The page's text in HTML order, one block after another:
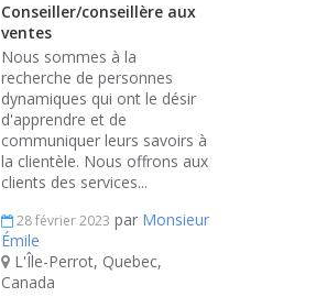
Conseiller/conseillère aux
ventes
Nous sommes à la
recherche de personnes
dynamiques qui ont le désir
d'apprendre et de
communiquer leurs savoirs à
la clientèle. Nous offrons aux
clients des services...
28 février 2023 par Monsieur
Émile
L'Île-Perrot, Quebec,
Canada